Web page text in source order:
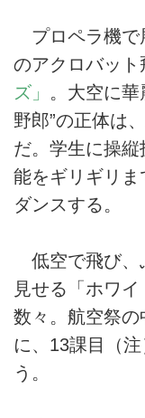
プロペラ機で
のアクロバット
ズ」 。大空に華
野郎”の正体は
だ。学生に操
能をギリギリ
ダンスする。
低空で飛び、
見せる「ホワ
数々。航空祭
に、13課目（
う。